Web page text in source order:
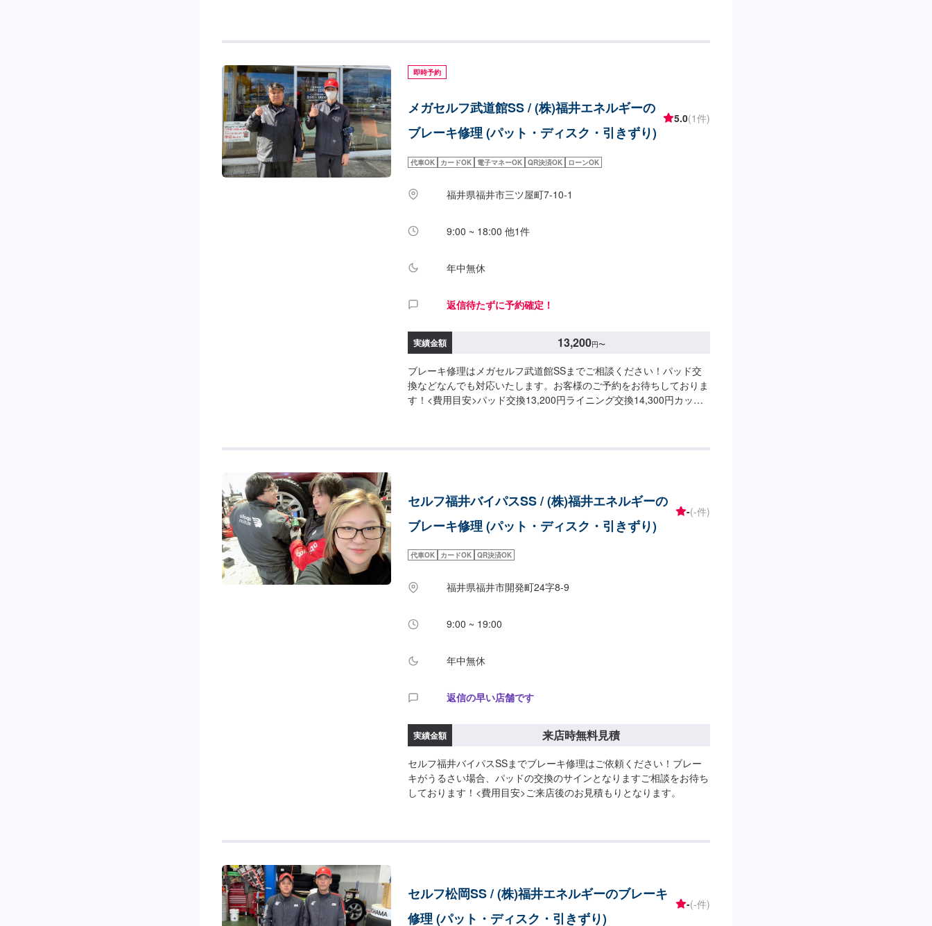
即時予約
メガセルフ武道館SS / (株)福井エネルギーの
ブレーキ修理 (パット・ディスク・引きずり)
5.0(1件)
代車OK カードOK 電子マネーOK QR決済OK ローンOK
福井県福井市三ツ屋町7-10-1
9:00 ~ 18:00 他1件
年中無休
返信待たずに予約確定！
実績金額 13,200円〜
ブレーキ修理はメガセルフ武道館SSまでご相談ください！パッド交
換などなんでも対応いたします。お客様のご予約をお待ちしておりま
す！<費用目安>パッド交換13,200円ライニング交換14,300円カップ
セルフ福井バイパスSS / (株)福井エネルギーの
ブレーキ修理 (パット・ディスク・引きずり)
-(-件)
代車OK カードOK QR決済OK
福井県福井市開発町24字8-9
9:00 ~ 19:00
年中無休
返信の早い店舗です
実績金額 来店時無料見積
セルフ福井バイパスSSまでブレーキ修理はご依頼ください！ブレー
キがうるさい場合、パッドの交換のサインとなりますご相談をお待ち
しております！<費用目安>ご来店後のお見積もりとなります。
セルフ松岡SS / (株)福井エネルギーのブレーキ
修理 (パット・ディスク・引きずり)
-(-件)